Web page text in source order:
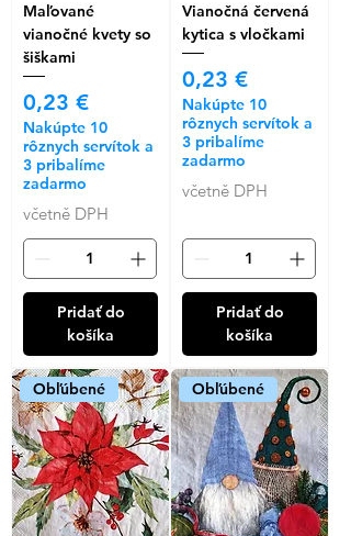
Maľované
vianočné kvety so
šiškami
Cena
0,23 €
Nakúpte 10
rôznych servítok a
3 pribalíme
zadarmo
včetně DPH
Pridať do
košíka
Vianočná červená
kytica s vločkami
Cena
0,23 €
Nakúpte 10
rôznych servítok a
3 pribalíme
zadarmo
včetně DPH
Pridať do
košíka
Obľúbené Obľúbené